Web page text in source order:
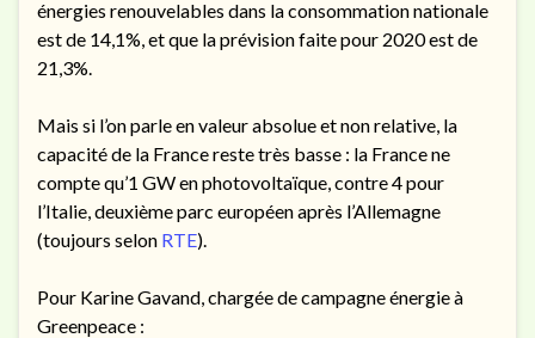
énergies renouvelables dans la consommation nationale
est de 14,1%, et que la prévision faite pour 2020 est de
21,3%.
Mais si l’on parle en valeur absolue et non relative, la
capacité de la France reste très basse : la France ne
compte qu’1 GW en photovoltaïque, contre 4 pour
l’Italie, deuxième parc européen après l’Allemagne
(toujours selon RTE).
Pour Karine Gavand, chargée de campagne énergie à
Greenpeace :